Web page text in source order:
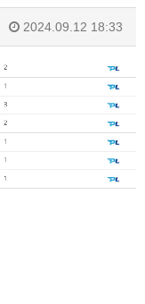
2024.09.12 18:33